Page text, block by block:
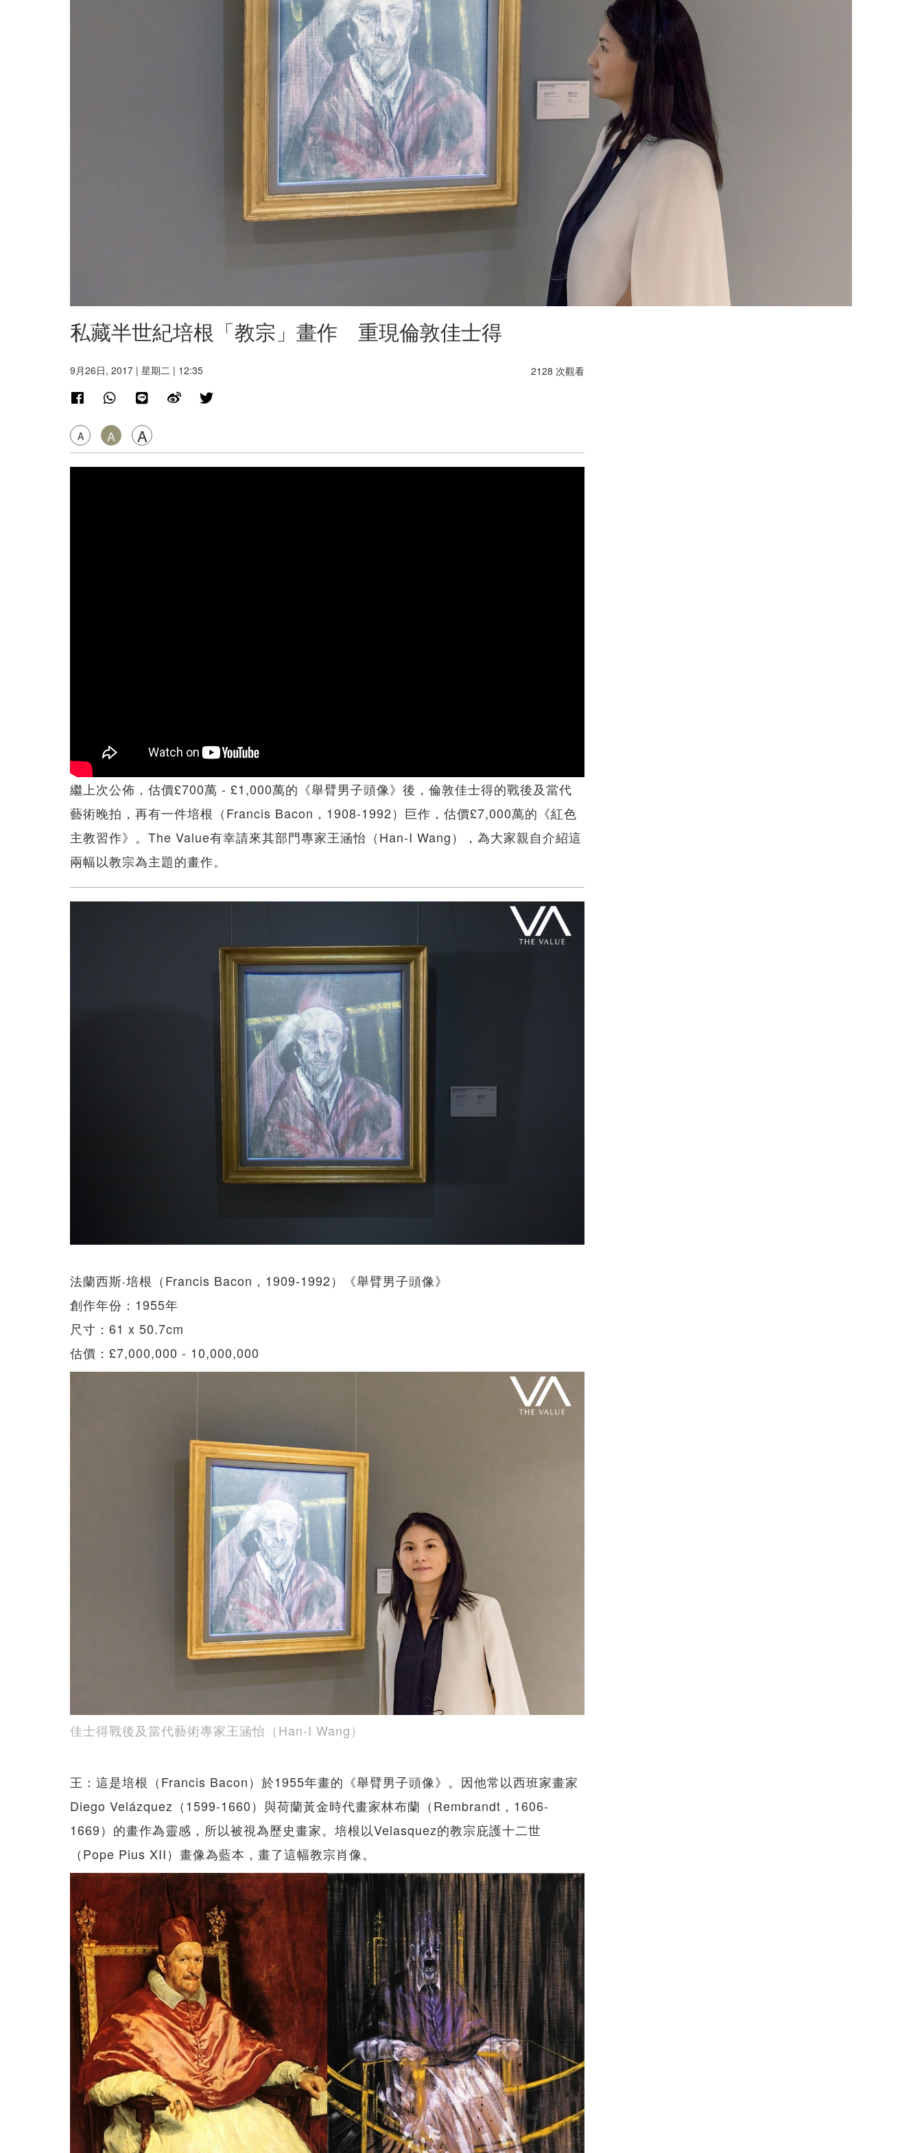
私藏半世紀培根「教宗」畫作 重現倫敦佳士得
9月26日, 2017 | 星期二 | 12:35
A A A
2128 次觀看
繼上次公佈，估價£700萬 - £1,000萬的《舉臂男子頭像》後，倫敦佳士得的戰後及當代
藝術晚拍，再有一件培根（Francis Bacon，1908-1992）巨作，估價£7,000萬的《紅色
主教習作》。The Value有幸請來其部門專家王涵怡（Han-I Wang），為大家親自介紹這
兩幅以教宗為主題的畫作。
法蘭西斯‧培根（Francis Bacon，1909-1992）《舉臂男子頭像》
創作年份：1955年
尺寸：61 x 50.7cm
估價：£7,000,000 - 10,000,000
佳士得戰後及當代藝術專家王涵怡（Han-I Wang）
王：這是培根（Francis Bacon）於1955年畫的《舉臂男子頭像》。因他常以西班家畫家
Diego Velázquez（1599-1660）與荷蘭黃金時代畫家林布蘭（Rembrandt，1606-
1669）的畫作為靈感，所以被視為歷史畫家。培根以Velasquez的教宗庇護十二世
（Pope Pius XII）畫像為藍本，畫了這幅教宗肖像。